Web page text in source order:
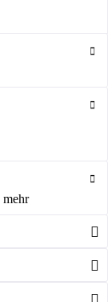
mehr